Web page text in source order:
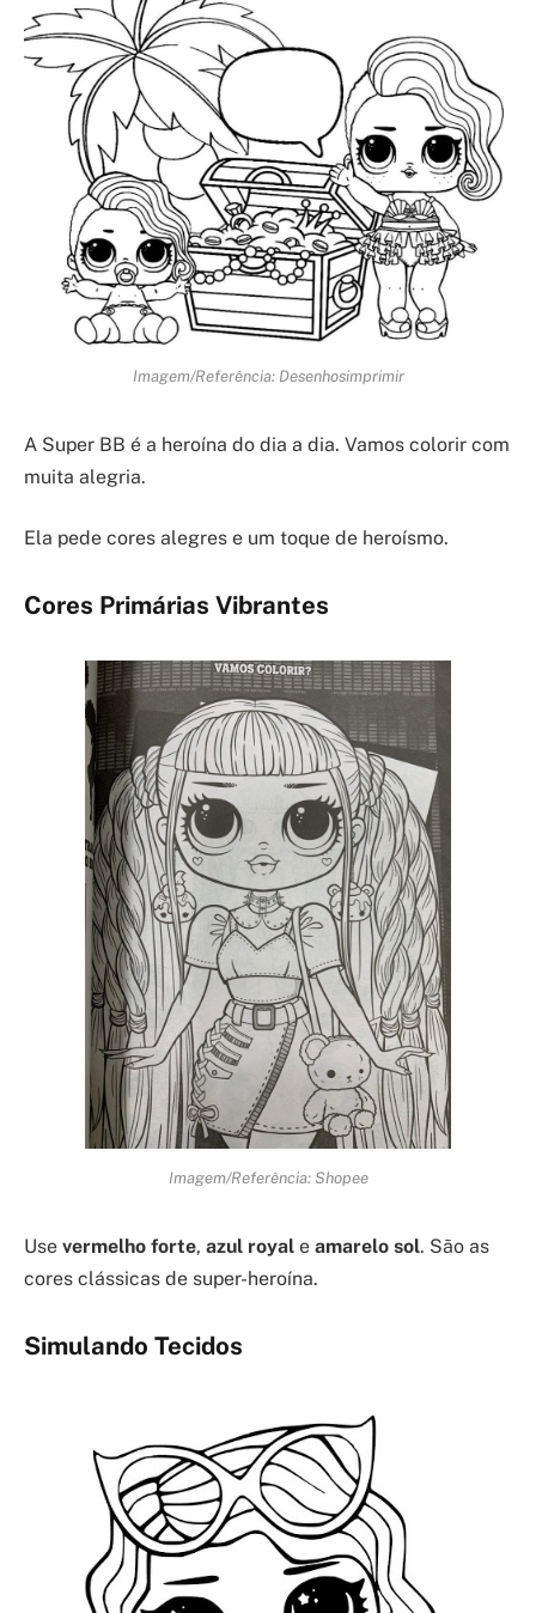
Imagem/Referência: Desenhosimprimir
A Super BB é a heroína do dia a dia. Vamos colorir com
muita alegria.
Ela pede cores alegres e um toque de heroísmo.
Cores Primárias Vibrantes
Imagem/Referência: Shopee
Use vermelho forte, azul royal e amarelo sol. São as
cores clássicas de super-heroína.
Simulando Tecidos